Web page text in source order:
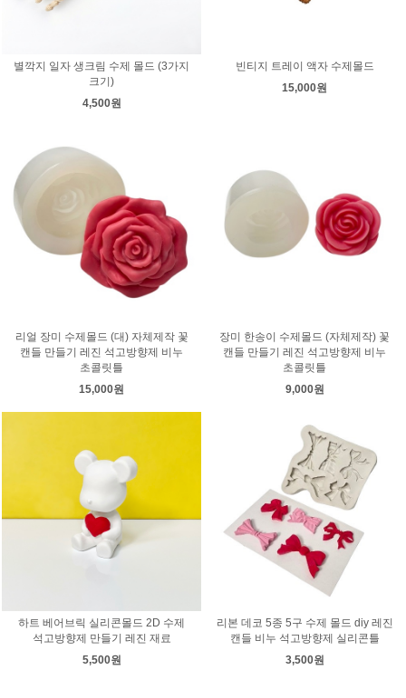
별깍지 일자 생크림 수제 몰드 (3가지
크기)
4,500원
빈티지 트레이 액자 수제몰드
15,000원
리얼 장미 수제몰드 (대) 자체제작 꽃
캔들 만들기 레진 석고방향제 비누
초콜릿틀
15,000원
장미 한송이 수제몰드 (자체제작) 꽃
캔들 만들기 레진 석고방향제 비누
초콜릿틀
9,000원
하트 베어브릭 실리콘몰드 2D 수제
석고방향제 만들기 레진 재료
5,500원
리본 데코 5종 5구 수제 몰드 diy 레진
캔들 비누 석고방향제 실리콘틀
3,500원